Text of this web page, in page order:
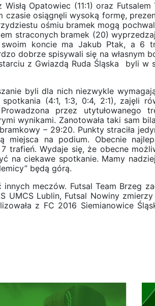
Opatowiec (11:1) oraz Futsalem
osiągnęli wysoką formę,
ośmiu bramek mogą
straconych bramek (20)
koncie ma Jakub Ptak, a 6
dobrze spisywali się na własnym
z Gwiazdą Ruda Śląska byli w
byli dla nich niezwykle
(4:1, 1:3, 0:4, 2:1), zajęli
przez utytułowanego
wynikami. Zanotowała taki sam
– 29:20. Punkty straciła
na podium. Obecnie
trafień. Wydaje się, że obecne
na ciekawe spotkanie. Mamy
będą górą.
meczów. Futsal Team Brzeg
UMCS Lublin, Futsal Nowiny
z FC 2016 Siemianowice